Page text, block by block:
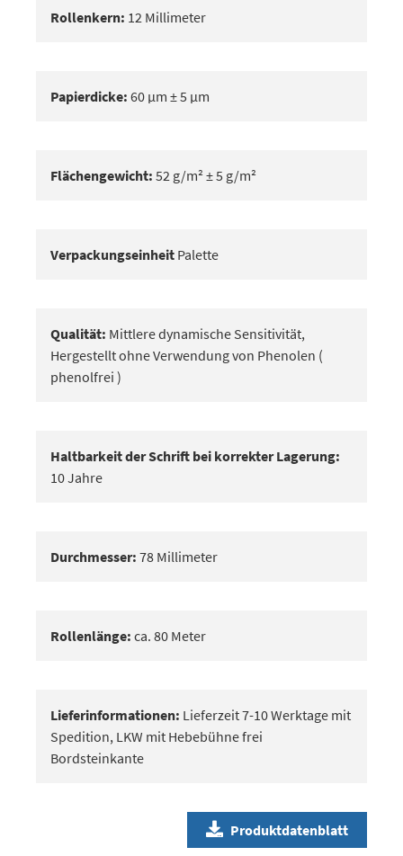
Rollenkern: 12 Millimeter
Papierdicke: 60 μm ± 5 μm
Flächengewicht: 52 g/m² ± 5 g/m²
Verpackungseinheit Palette
Qualität: Mittlere dynamische Sensitivität,
Hergestellt ohne Verwendung von Phenolen (
phenolfrei )
Haltbarkeit der Schrift bei korrekter Lagerung:
10 Jahre
Durchmesser: 78 Millimeter
Rollenlänge: ca. 80 Meter
Lieferinformationen: Lieferzeit 7-10 Werktage mit
Spedition, LKW mit Hebebühne frei
Bordsteinkante
Produktdatenblatt